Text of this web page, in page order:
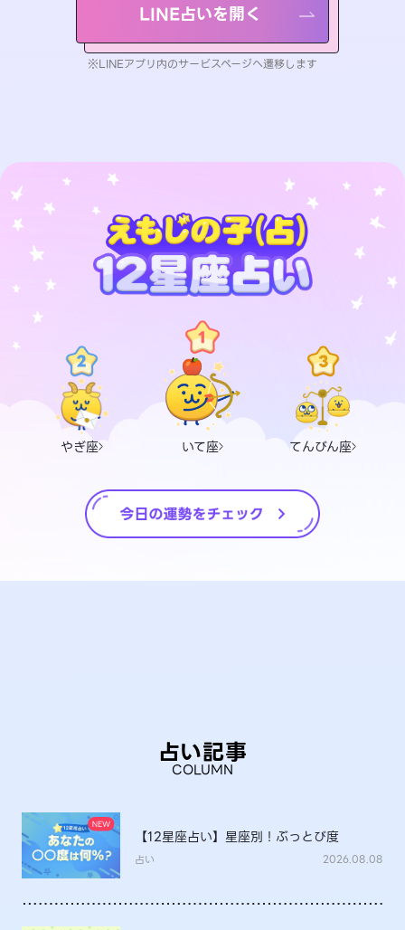
LINE占いを開く
※LINEアプリ内のサービスページへ遷移します
やぎ座 いて座 てんびん座
占い記事
COLUMN
【12星座占い】星座別！ぶっとび度
占い 2026.08.08